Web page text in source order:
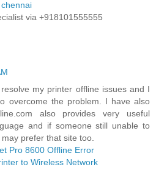
via +918101555555
my printer offline issues and I
overcome the problem. I have also
also provides very useful
and if someone still unable to
prefer that site too.
Pro 8600 Offline Error
to Wireless Network